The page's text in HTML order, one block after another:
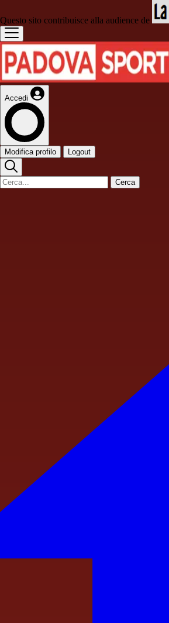
Questo sito contribuisce alla audience de
Accedi
Modifica profilo Logout
Cerca